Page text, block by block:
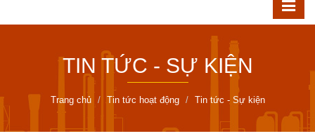
TIN TỨC - SỰ KIỆN
Trang chủ Tin tức hoạt động Tin tức - Sự kiện